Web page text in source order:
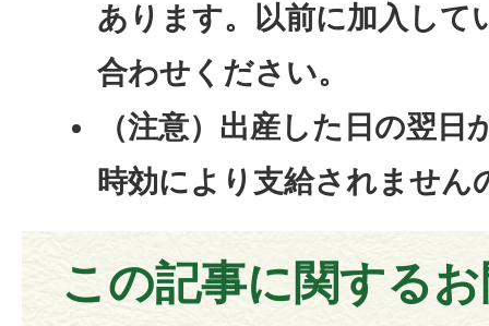
あります。以前に加入して
合わせください。
（注意）出産した日の翌
時効により支給されません
この記事に関する